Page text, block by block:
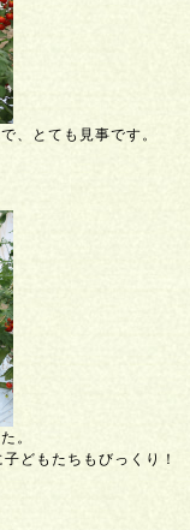
、とても見事です。
。
どもたちもびっくり！